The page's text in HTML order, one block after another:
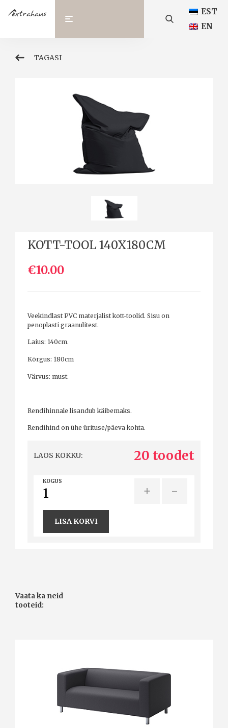
EST
EN
TAGASI
KOTT-TOOL 140X180CM
€10.00
Veekindlast PVC materjalist kott-toolid. Sisu on
penoplasti graanulitest.
Laius: 140cm.
Kõrgus: 180cm
Värvus: must.
Rendihinnale lisandub käibemaks.
Rendihind on ühe ürituse/päeva kohta.
LAOS KOKKU: 20 toodet
KOGUS
+ -
LISA KORVI
Vaata ka neid
tooteid: